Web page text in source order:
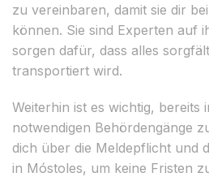
zu vereinbaren, damit sie dir
können. Sie sind Experten auf
sorgen dafür, dass alles
transportiert wird.
Weiterhin ist es wichtig, bereits
notwendigen Behördengänge
dich über die Meldepflicht und
in Móstoles, um keine Fristen